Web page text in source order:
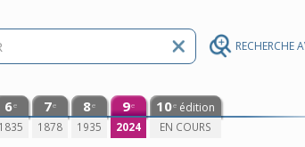
RECHERCHE
6e
1835
7e
1878
8e
1935
9e
2024
10e édition
EN COURS